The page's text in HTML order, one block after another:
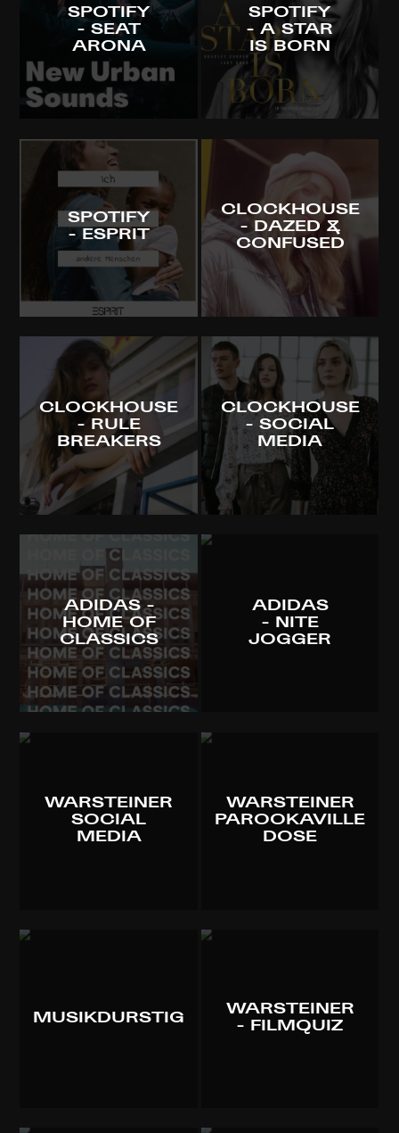
SPOTIFY
- SEAT
ARONA
SPOTIFY
- A STAR
IS BORN
SPOTIFY
- ESPRIT
CLOCKHOUSE
- DAZED &
CONFUSED
CLOCKHOUSE
- RULE
BREAKERS
CLOCKHOUSE
- SOCIAL
MEDIA
ADIDAS -
HOME OF
CLASSICS
ADIDAS
- NITE
JOGGER
WARSTEINER
SOCIAL
MEDIA
WARSTEINER
PAROOKAVILLE
DOSE
MUSIKDURSTIG WARSTEINER
- FILMQUIZ